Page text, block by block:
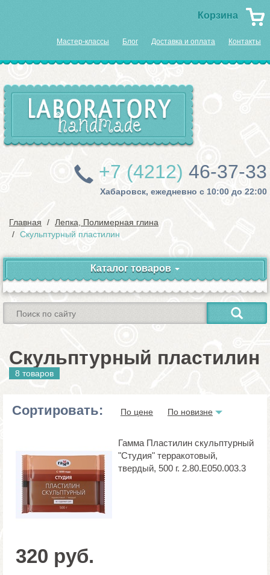
Корзина
Мастер-классы Блог Доставка и оплата Контакты
+7 (4212) 46-37-33
Хабаровск, ежедневно с 10:00 до 22:00
Главная
Лепка, Полимерная глина
Скульптурный пластилин
Каталог товаров
Скульптурный пластилин
8 товаров
Сортировать: По цене По новизне
Гамма Пластилин скульптурный
"Студия" терракотовый,
твердый, 500 г. 2.80.Е050.003.3
320 руб.